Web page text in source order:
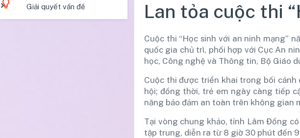
Giải quyết vấn đề Lan tỏa cuộc thi
Cuộc thi “Học sinh với an ninh mạng”
quốc gia chủ trì, phối hợp với Cục An
học, Công nghệ và Thông tin, Bộ Giáo
Cuộc thi được triển khai trong bối
hội; đồng thời, trẻ em ngày càng tiếp
năng bảo đảm an toàn trên không gian
Tại vòng chung khảo, tỉnh Lâm Đồng
tập trung, diễn ra từ 8 giờ 30 phút đến